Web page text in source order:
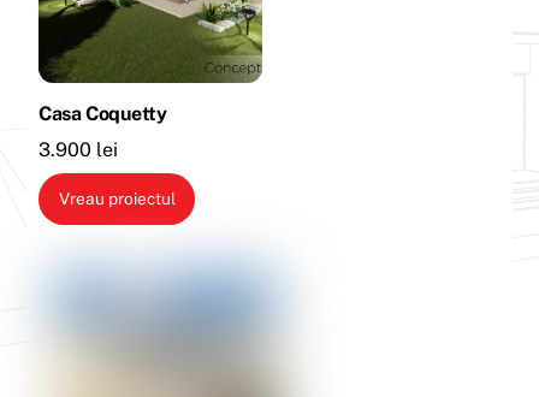
Casa Coquetty
3.900 lei
Vreau proiectul